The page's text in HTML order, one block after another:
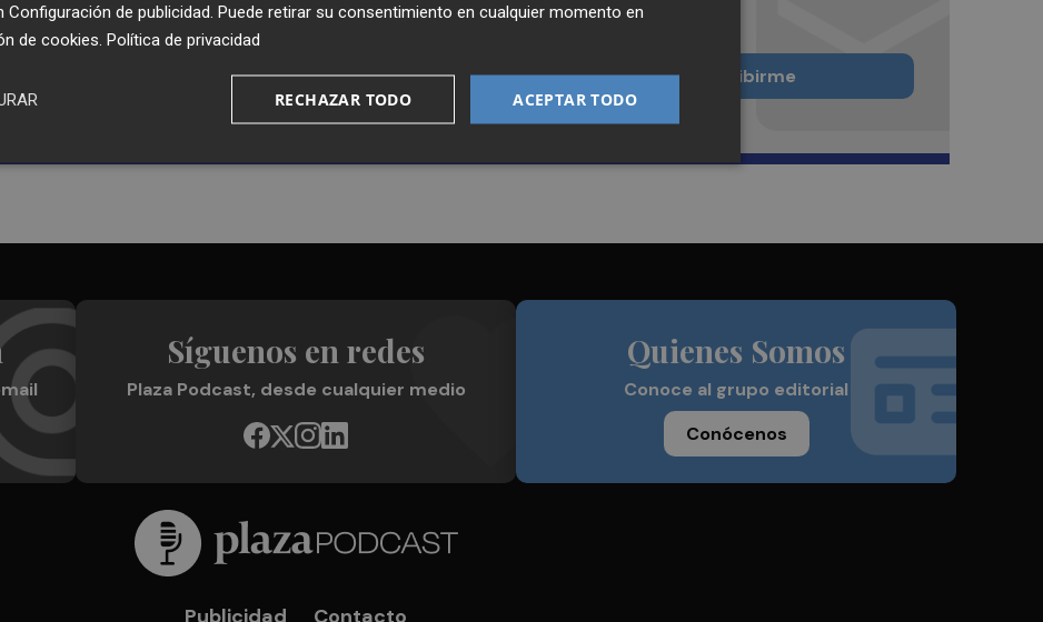
Recibe toda la actualidad de
Plaza Podcast en tu correo
Quiero suscribirme
Síguenos en redes
Plaza Podcast, desde cualquier medio
Quienes Somos
Conoce al grupo editorial
Conócenos
Publicidad Contacto
Configuración de publicidad . Puede retirar su consentimiento en cualquier momento en
de cookies Política de privacidad
ACEPTAR TODO
RECHAZAR TODO